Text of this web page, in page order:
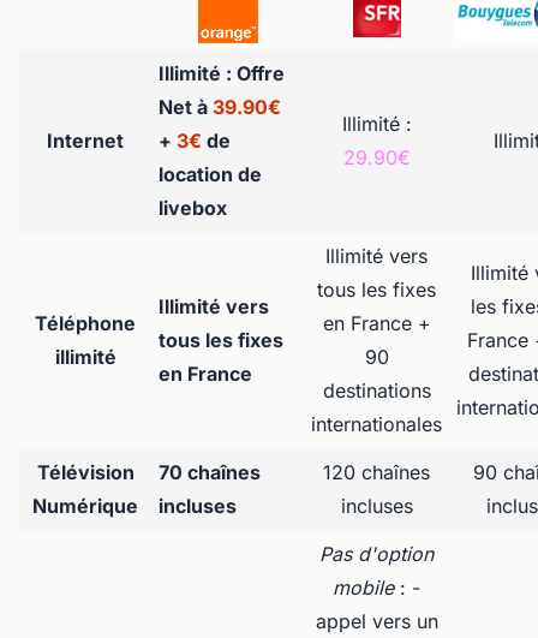
Internet
Illimité : Offre
Net à 39.90€
+ 3€ de
location de
livebox
Illimité :
29.90€
Téléphone
illimité
Illimité vers
tous les fixes
en France
Illimité vers
tous les fixes
en France +
90
destinations
internationales
Illimité
les
France
Télévision
Numérique
70 chaînes
incluses
120 chaînes
incluses
90
Pas d'option
mobile: -
appel vers un